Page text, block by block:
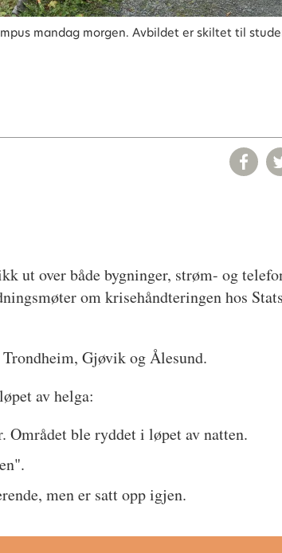
mandag morgen. Avbildet er skiltet til
ut over både bygninger, strøm- og
om krisehåndteringen hos
Gjøvik og Ålesund.
av helga:
Området ble ryddet i løpet av natten.
men er satt opp igjen.